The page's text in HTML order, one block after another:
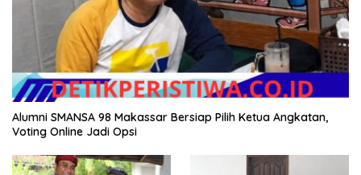
Alumni SMANSA 98 Makassar Bersiap Pilih Ketua Angkatan,
Voting Online Jadi Opsi